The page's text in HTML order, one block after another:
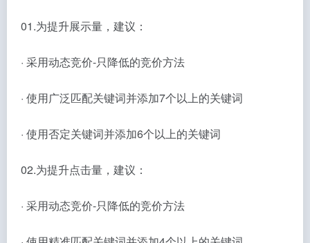
01.为提升展示量，建议：
· 采用动态竞价-只降低的竞价方法
· 使用广泛匹配关键词并添加7个以上的关键词
· 使用否定关键词并添加6个以上的关键词
02.为提升点击量，建议：
· 采用动态竞价-只降低的竞价方法